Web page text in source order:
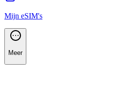
Mijn eSIM's
Meer